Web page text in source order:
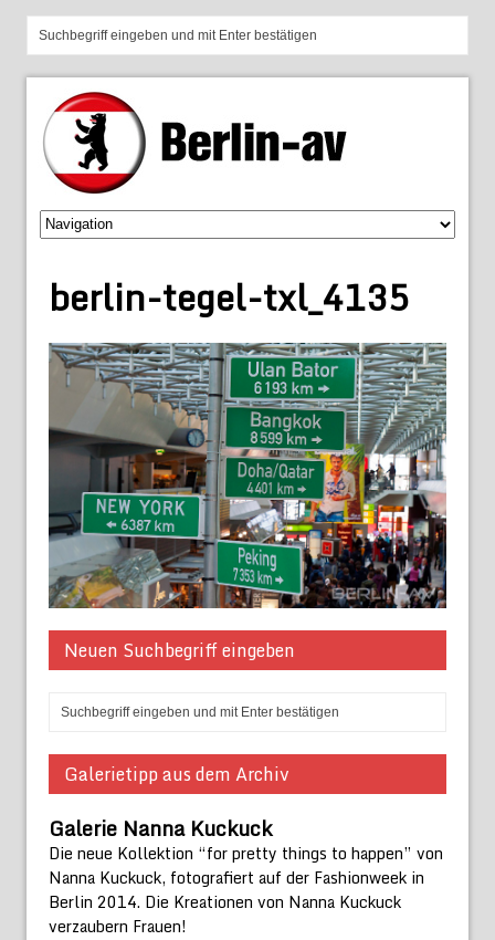
berlin-tegel-txl_4135
Neuen Suchbegriff eingeben
Galerietipp aus dem Archiv
Galerie Nanna Kuckuck
Die neue Kollektion “for pretty things to happen” von
Nanna Kuckuck, fotografiert auf der Fashionweek in
Berlin 2014. Die Kreationen von Nanna Kuckuck
verzaubern Frauen!